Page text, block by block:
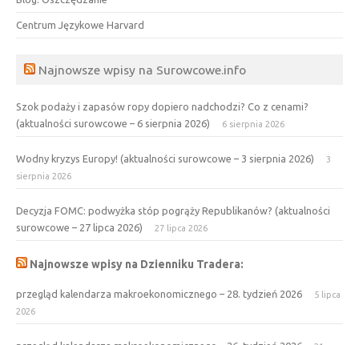
Centrum Językowe Harvard
Najnowsze wpisy na Surowcowe.info
Szok podaży i zapasów ropy dopiero nadchodzi? Co z cenami?
(aktualności surowcowe – 6 sierpnia 2026)
6 sierpnia 2026
Wodny kryzys Europy! (aktualności surowcowe – 3 sierpnia 2026)
3
sierpnia 2026
Decyzja FOMC: podwyżka stóp pogrąży Republikanów? (aktualności
surowcowe – 27 lipca 2026)
27 lipca 2026
Najnowsze wpisy na Dzienniku Tradera:
przegląd kalendarza makroekonomicznego – 28. tydzień 2026
5 lipca
2026